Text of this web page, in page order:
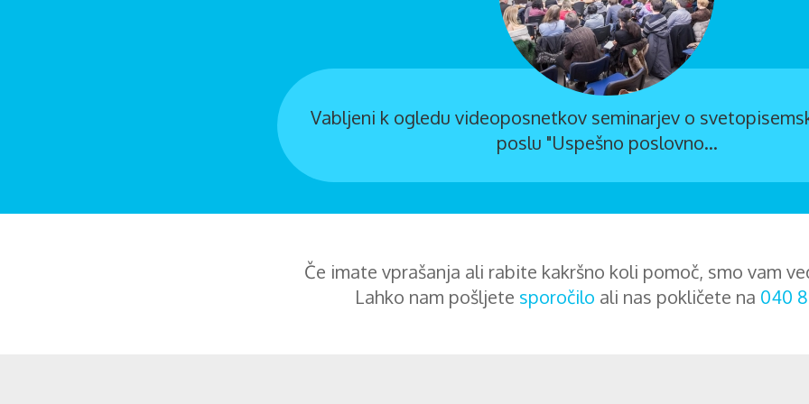
Vabljeni k ogledu videoposnetkov seminarjev o
poslu "Uspešno poslovno...
Če imate vprašanja ali rabite kakršno koli pomoč, smo vam
Lahko nam pošljete sporočilo ali nas pokličete na 040